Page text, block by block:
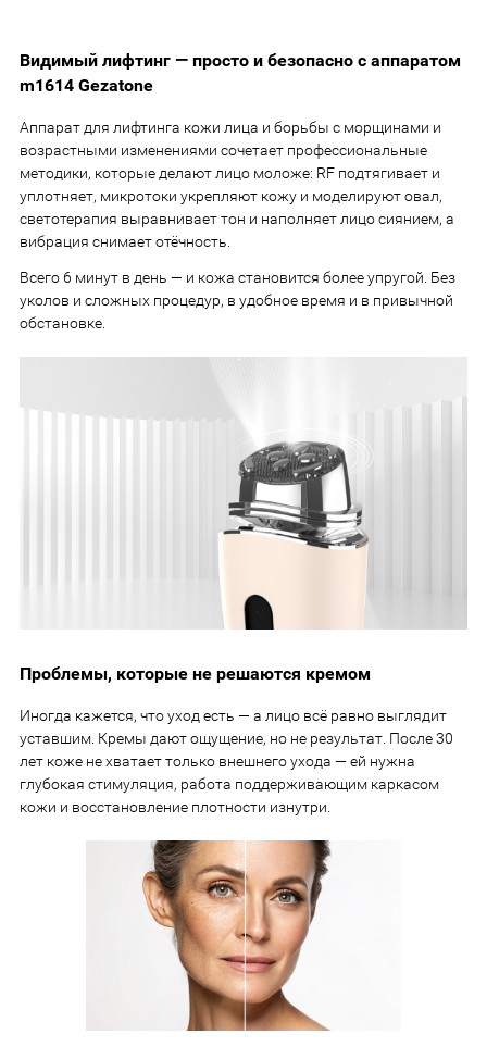
Видимый лифтинг — просто и безопасно с аппаратом
m1614 Gezatone
Аппарат для лифтинга кожи лица и борьбы с морщинами и
возрастными изменениями сочетает профессиональные
методики, которые делают лицо моложе: RF подтягивает и
уплотняет, микротоки укрепляют кожу и моделируют овал,
светотерапия выравнивает тон и наполняет лицо сиянием, а
вибрация снимает отёчность.
Всего 6 минут в день — и кожа становится более упругой. Без
уколов и сложных процедур, в удобное время и в привычной
обстановке.
Проблемы, которые не решаются кремом
Иногда кажется, что уход есть — а лицо всё равно выглядит
уставшим. Кремы дают ощущение, но не результат. После 30
лет коже не хватает только внешнего ухода — ей нужна
глубокая стимуляция, работа поддерживающим каркасом
кожи и восстановление плотности изнутри.